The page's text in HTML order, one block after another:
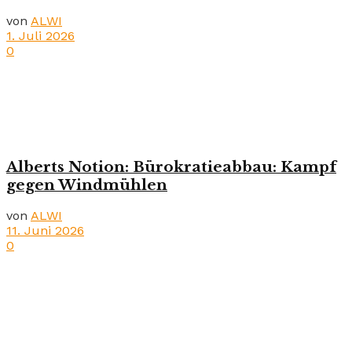
von ALWI
1. Juli 2026
0
Alberts Notion: Bürokratieabbau: Kampf
gegen Windmühlen
von ALWI
11. Juni 2026
0